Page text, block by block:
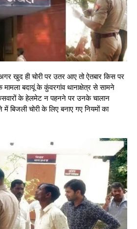
खुद ही चोरी पर उतर आए तो ऐतबार किस पर
मामला बदायूं के कुंवरगांव थानाक्षेत्र से सामने
के हेलमेट न पहनने पर उनके चालान
बिजली चोरी के लिए बनाए गए नियमों का